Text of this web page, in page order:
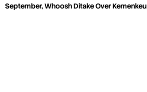
September, Whoosh Ditake Over Kemenkeu